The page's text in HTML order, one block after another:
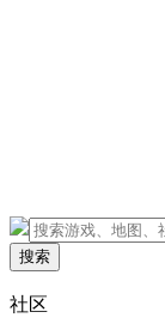
搜索
社区